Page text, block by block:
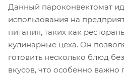
Данный пароконвектомат
использования на
питания, таких как
кулинарные цеха. Он
готовить несколько блюд
вкусов, что особенно важно